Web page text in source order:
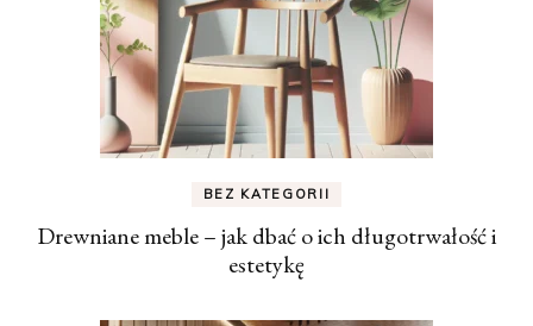
BEZ KATEGORII
Drewniane meble – jak dbać o ich długotrwałość i
estetykę